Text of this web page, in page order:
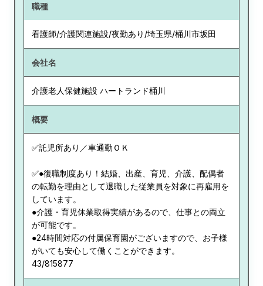
職種
看護師/介護関連施設/夜勤あり/埼玉県/桶川市坂田
会社名
介護老人保健施設 ハートランド桶川
概要
✅託児所あり／車通勤ＯＫ
✅●復職制度あり！結婚、出産、育児、介護、配偶者
の転勤を理由として退職した従業員を対象に再雇用を
しています。
●介護・育児休業取得実績があるので、仕事との両立
が可能です。
●24時間対応の付属保育園がございますので、お子様
がいても安心して働くことができます。
43/815877